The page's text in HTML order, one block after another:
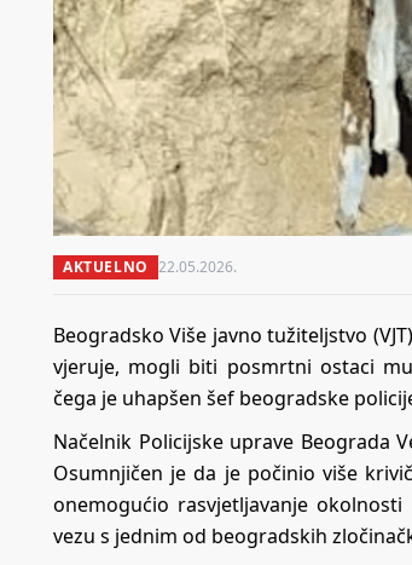
AKTUELNO 22.05.2026.
Beogradsko Više javno tužiteljstvo
vjeruje, mogli biti posmrtni ostaci
čega je uhapšen šef beogradske
Načelnik Policijske uprave Beograda
Osumnjičen je da je počinio više
onemogućio rasvjetljavanje
vezu s jednim od beogradskih